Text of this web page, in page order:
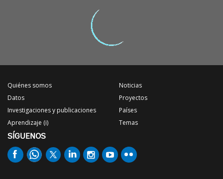
Quiénes somos
Datos
Investigaciones y publicaciones
Aprendizaje (i)
Noticias
Proyectos
Países
Temas
SÍGUENOS